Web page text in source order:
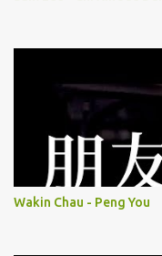
Wakin Chau - Peng You